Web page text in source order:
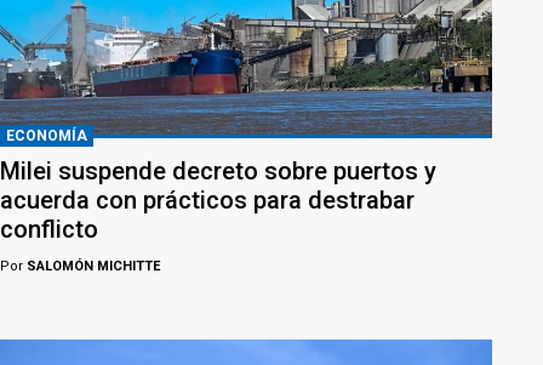
ECONOMÍA
Milei suspende decreto sobre puertos y
acuerda con prácticos para destrabar
conflicto
Por SALOMÓN MICHITTE